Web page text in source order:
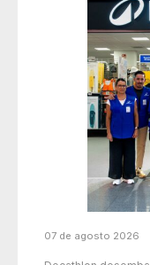
07 de agosto 2026